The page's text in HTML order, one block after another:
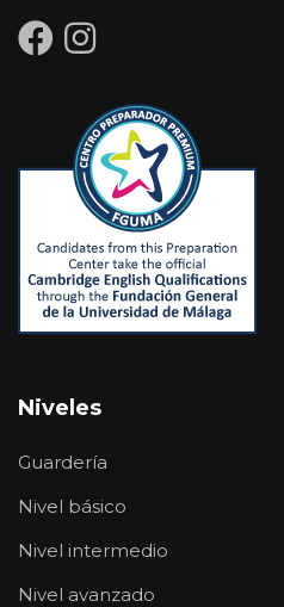
Niveles
Guardería
Nivel básico
Nivel intermedio
Nivel avanzado